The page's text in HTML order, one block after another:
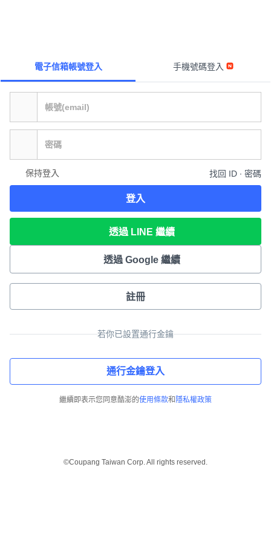
電子信箱帳號登入 手機號碼登入
保持登入 找回 ID ∙ 密碼
登入
透過 LINE 繼續
透過 Google 繼續
註冊
若你已設置通行金鑰
通行金鑰登入
繼續即表示您同意酷澎的使用條款和 隱私權政策
©Coupang Taiwan Corp. All rights reserved.